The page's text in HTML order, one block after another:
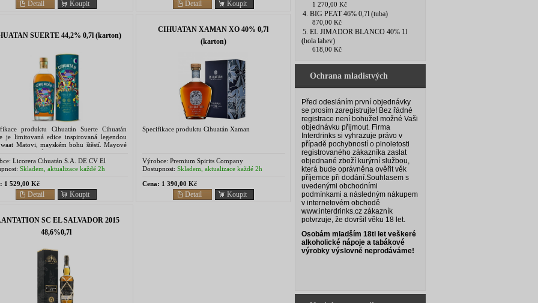
Koupit
Detail Koupit
Detail
SUERTE 44,2% 0,7l (karton)
produktu Cihuatán Suerte Cihuatán
je limitovaná edice inspirovaná legendou
Matovi, mayském bohu štěstí. Mayové
že jim tento bůh poslal prostřednictvím...
Licorera Cihuatán S.A. DE CV El
Centroamerica
Skladem, aktualizace každé 2h
1 529,00 Kč
Koupit
Detail
CIHUATAN XAMAN XO 40% 0,7l
(karton)
Specifikace produktu Cihuatán Xaman
Výrobce: Premium Spirits Company
Dostupnost: Skladem, aktualizace každé 2h
Cena: 1 390,00 Kč
Koupit
Detail
SC EL SALVADOR 2015
48,6%0,7l
1 270,00 Kč
4. BIG PEAT 46% 0,7l (tuba)
870,00 Kč
5. EL JIMADOR BLANCO 40% 1l
(hola lahev)
618,00 Kč
Ochrana mladistvých
Před odesláním první objednávky
se prosím zaregistrujte! Bez řádné
registrace není bohužel možné Vaši
objednávku přijmout. Firma
Interdrinks si vyhrazuje právo v
případě pochybností o plnoletosti
registrovaného zákazníka zaslat
objednané zboží kurýrní službou,
která bude oprávněna ověřit věk
příjemce při dodání.Souhlasem s
uvedenými obchodními
podmínkami a následným nákupem
v internetovém obchodě
www.interdrinks.cz zákazník
potvrzuje, že dovršil věku 18 let.
Osobám mladším 18ti let veškeré
alkoholické nápoje a tabákové
výrobky výslovně neprodáváme!